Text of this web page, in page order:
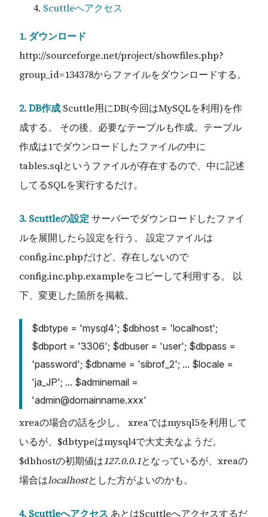
Scuttleへアクセス
1. ダウンロード
http://sourceforge.net/project/showfiles.php?
group_id=134378からファイルをダウンロードする。
2. DB作成 Scuttle用にDB(今回はMySQLを利用)を作
成する。 その後、必要なテーブルも作成。テーブル
作成は1でダウンロードしたファイルの中に
tables.sqlというファイルが存在するので、中に記述
してるSQLを実行するだけ。
3. Scuttleの設定 サーバーでダウンロードしたファイ
ルを展開したら設定を行う。 設定ファイルは
config.inc.phpだけど、存在しないので
config.inc.php.exampleをコピーして利用する。 以
下、変更した箇所を掲載。
$dbtype = 'mysql4'; $dbhost = 'localhost';
$dbport = '3306'; $dbuser = 'user'; $dbpass =
'password'; $dbname = 'sibrof_2'; ... $locale =
'ja_JP'; ... $adminemail =
'admin@domainname.xxx'
xreaの場合の話を少し。 xreaではmysql5を利用して
いるが、$dbtypeはmysql4で大丈夫なようだ。
$dbhostの初期値は127.0.0.1となっているが、xreaの
場合はlocalhostとした方がよいのかも。
4. Scuttleへアクセス あとはScuttleへアクセスするだ